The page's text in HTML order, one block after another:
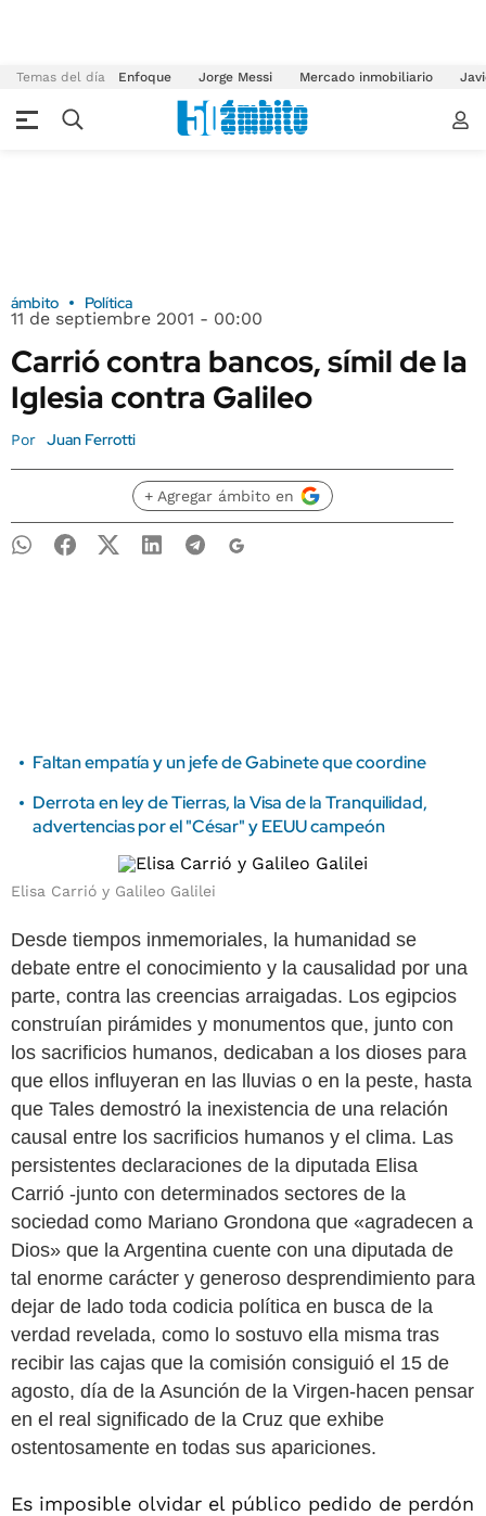
Temas del día Enfoque Jorge Messi Mercado inmobiliario
ámbito Política
11 de septiembre 2001 - 00:00
Carrió contra bancos, símil de la
Iglesia contra Galileo
Por Juan Ferrotti
+ Agregar ámbito en
Faltan empatía y un jefe de Gabinete que coordine
Derrota en ley de Tierras, la Visa de la Tranquilidad,
advertencias por el "César" y EEUU campeón
Elisa Carrió y Galileo Galilei
Desde tiempos inmemoriales, la humanidad se
debate entre el conocimiento y la causalidad por una
parte, contra las creencias arraigadas. Los egipcios
construían pirámides y monumentos que, junto con
los sacrificios humanos, dedicaban a los dioses para
que ellos influyeran en las lluvias o en la peste, hasta
que Tales demostró la inexistencia de una relación
causal entre los sacrificios humanos y el clima. Las
persistentes declaraciones de la diputada Elisa
Carrió -junto con determinados sectores de la
sociedad como Mariano Grondona que «agradecen a
Dios» que la Argentina cuente con una diputada de
tal enorme carácter y generoso desprendimiento para
dejar de lado toda codicia política en busca de la
verdad revelada, como lo sostuvo ella misma tras
recibir las cajas que la comisión consiguió el 15 de
agosto, día de la Asunción de la Virgen-hacen pensar
en el real significado de la Cruz que exhibe
ostentosamente en todas sus apariciones.
Es imposible olvidar el público pedido de perdón